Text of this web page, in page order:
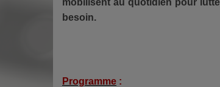
mobilisent au quotidien pour
besoin.
Programme :